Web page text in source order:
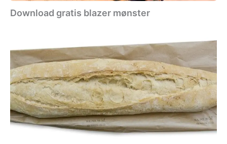
Download gratis blazer mønster
gratis
brødpose-
mønster